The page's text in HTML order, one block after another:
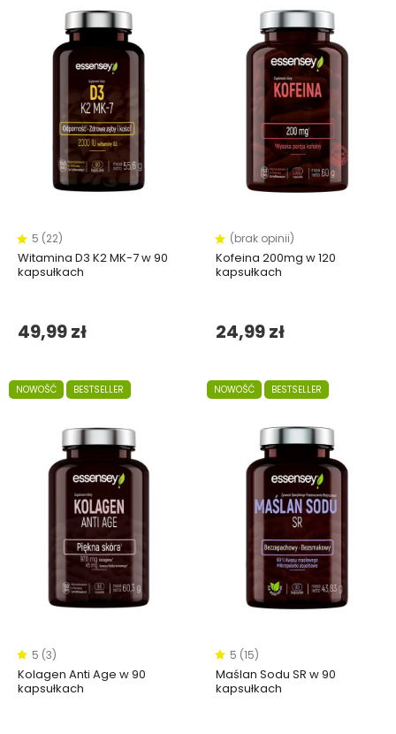
5 (22)
Witamina D3 K2 MK-7 w 90
kapsułkach
49,99 zł
(brak opinii)
Kofeina 200mg w 120
kapsułkach
24,99 zł
NOWOŚĆ BESTSELLER
5 (3)
Kolagen Anti Age w 90
kapsułkach
NOWOŚĆ BESTSELLER
5 (15)
Maślan Sodu SR w 90
kapsułkach